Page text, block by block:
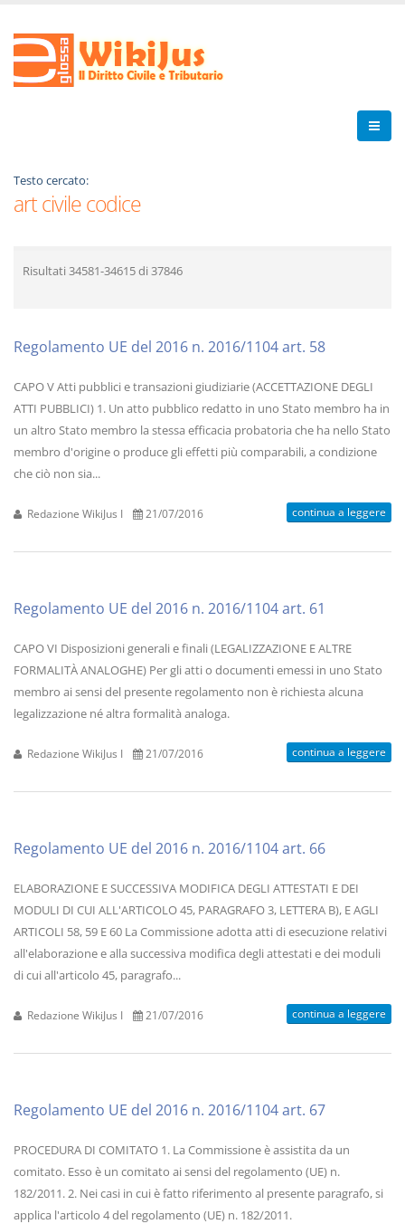
Testo cercato:
art civile codice
Risultati 34581-34615di 37846
Regolamento UE del 2016 n. 2016/1104 art. 58
CAPO V Atti pubblici e transazioni giudiziarie (ACCETTAZIONE DEGLI
ATTI PUBBLICI) 1. Un atto pubblico redatto in uno Stato membro ha in
un altro Stato membro la stessa efficacia probatoria che ha nello Stato
membro d'origine o produce gli effetti più comparabili, a condizione
che ciò non sia...
Redazione WikiJus I 21/07/2016 continua a leggere
Regolamento UE del 2016 n. 2016/1104 art. 61
CAPO VI Disposizioni generali e finali (LEGALIZZAZIONE E ALTRE
FORMALITÀ ANALOGHE) Per gli atti o documenti emessi in uno Stato
membro ai sensi del presente regolamento non è richiesta alcuna
legalizzazione né altra formalità analoga.
Redazione WikiJus I 21/07/2016 continua a leggere
Regolamento UE del 2016 n. 2016/1104 art. 66
ELABORAZIONE E SUCCESSIVA MODIFICA DEGLI ATTESTATI E DEI
MODULI DI CUI ALL'ARTICOLO 45, PARAGRAFO 3, LETTERA B), E AGLI
ARTICOLI 58, 59 E 60 La Commissione adotta atti di esecuzione relativi
all'elaborazione e alla successiva modifica degli attestati e dei moduli
di cui all'articolo 45, paragrafo...
Redazione WikiJus I 21/07/2016 continua a leggere
Regolamento UE del 2016 n. 2016/1104 art. 67
PROCEDURA DI COMITATO 1. La Commissione è assistita da un
comitato. Esso è un comitato ai sensi del regolamento (UE) n.
182/2011. 2. Nei casi in cui è fatto riferimento al presente paragrafo, si
applica l'articolo 4 del regolamento (UE) n. 182/2011.